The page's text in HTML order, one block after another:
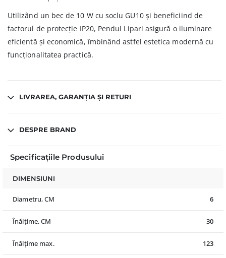
Utilizând un bec de 10 W cu soclu GU10 și beneficiind de
factorul de protecție IP20, Pendul Lipari asigură o iluminare
eficientă și economică, îmbinând astfel estetica modernă cu
funcționalitatea practică.
LIVRAREA, GARANȚIA ȘI RETURI
DESPRE BRAND
Specificațiile Produsului
DIMENSIUNI
Diametru, CM 6
Înălțime, CM 30
Înălțime max. 123